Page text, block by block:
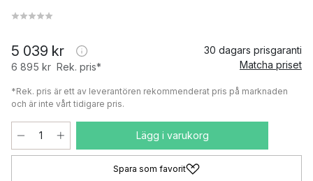
5 039 kr
6 895 kr Rek. pris*
30 dagars prisgaranti
Matcha priset
*Rek. pris är ett av leverantören rekommenderat pris på marknaden
och är inte vårt tidigare pris.
Lägg i varukorg
Spara som favorit